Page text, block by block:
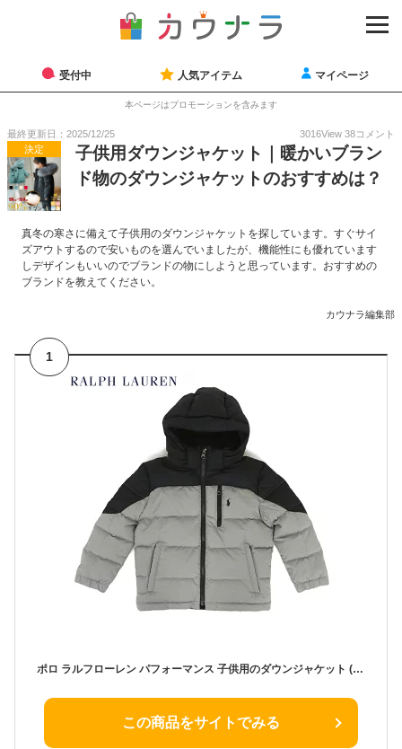
受付中 人気アイテム マイページ
本ページはプロモーションを含みます
最終更新日：2025/12/25 3016View 38コメント
決定
子供用ダウンジャケット｜暖かいブラン
ド物のダウンジャケットのおすすめは？
真冬の寒さに備えて子供用のダウンジャケットを探しています。すぐサイ
ズアウトするので安いものを選んでいましたが、機能性にも優れています
しデザインもいいのでブランドの物にしようと思っています。おすすめの
ブランドを教えてください。
カウナラ編集部
1
ポロ ラルフローレン パフォーマンス 子供用のダウンジャケット (TODDLER) BOYS(2-7) POLO by Ralph Lauren PERFORMANCE Down Jacket US
この商品をサイトでみる